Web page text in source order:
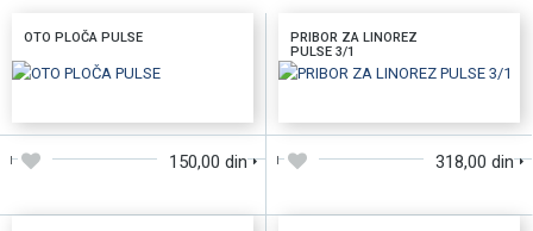
OTO PLOČA PULSE
150,00 din
PRIBOR ZA LINOREZ
PULSE 3/1
318,00 din